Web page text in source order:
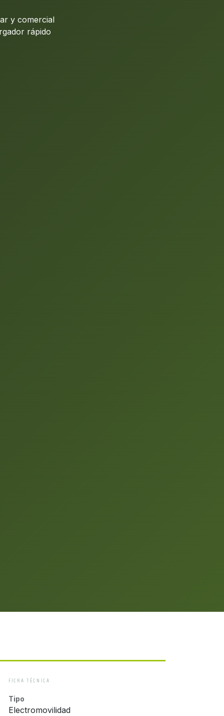
y comercial
rápido
FICHA TÉCNICA
Tipo
Electromovilidad